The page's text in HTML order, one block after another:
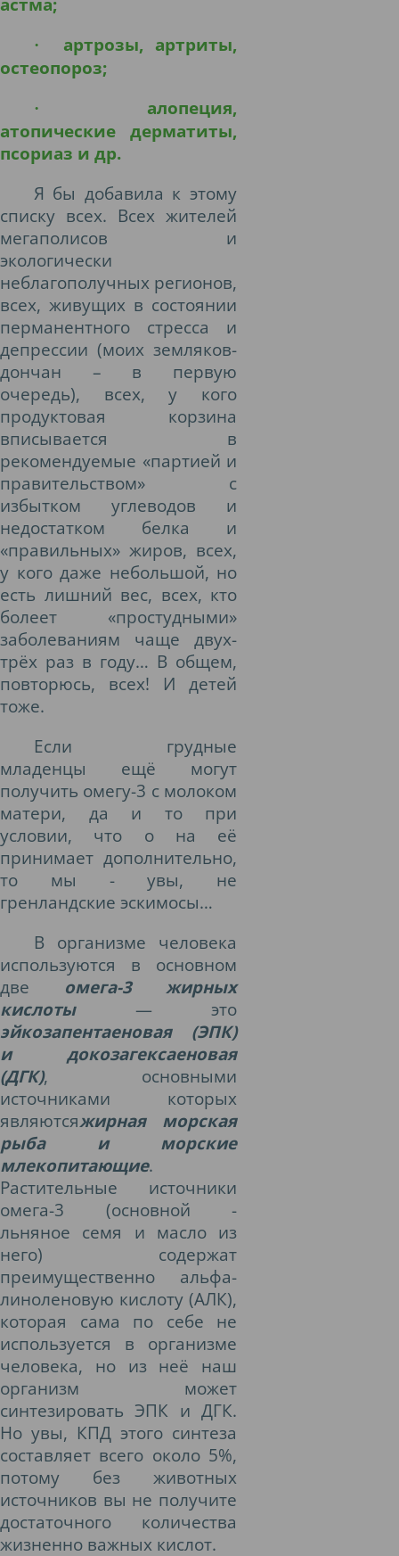
·
артрозы, артриты,
остеопороз;
·
алопеция,
атопические дерматиты,
псориаз и др.
Я бы добавила к этому
списку всех. Всех жителей
мегаполисов и
экологически
неблагополучных регионов,
всех, живущих в состоянии
перманентного стресса и
депрессии (моих земляков-
дончан – в первую
очередь), всех, у кого
продуктовая корзина
вписывается в
рекомендуемые «партией и
правительством» с
избытком углеводов и
недостатком белка и
«правильных» жиров, всех,
у кого даже небольшой, но
есть лишний вес, всех, кто
болеет «простудными»
заболеваниям чаще двух-
трёх раз в году… В общем,
повторюсь, всех! И детей
тоже.
Если грудные
младенцы ещё могут
получить омегу-3 с молоком
матери, да и то при
условии, что о на её
принимает дополнительно,
то мы - увы, не
гренландские эскимосы…
В организме человека
используются в основном
две омега-3 жирных
кислоты— это
эйкозапентаеновая (ЭПК)
и докозагексаеновая
(ДГК), основными
источниками которых
являютсяжирная морская
рыба и морские
млекопитающие.
Растительные источники
омега-3 (основной -
льняное семя и масло из
него) содержат
преимущественно альфа-
линоленовую кислоту (АЛК),
которая сама по себе не
используется в организме
человека, но из неё наш
организм может
синтезировать ЭПК и ДГК.
Но увы, КПД этого синтеза
составляет всего около 5%,
потому без животных
источников вы не получите
достаточного количества
жизненно важных кислот.